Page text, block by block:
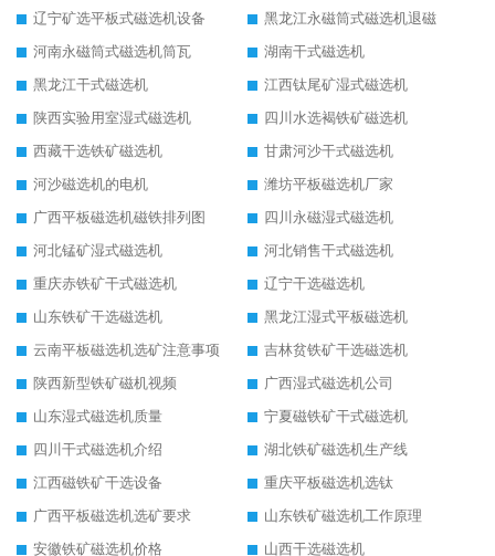
辽宁矿选平板式磁选机设备
黑龙江永磁筒式磁选机退磁
河南永磁筒式磁选机筒瓦
湖南干式磁选机
黑龙江干式磁选机
江西钛尾矿湿式磁选机
陕西实验用室湿式磁选机
四川水选褐铁矿磁选机
西藏干选铁矿磁选机
甘肃河沙干式磁选机
河沙磁选机的电机
潍坊平板磁选机厂家
广西平板磁选机磁铁排列图
四川永磁湿式磁选机
河北锰矿湿式磁选机
河北销售干式磁选机
重庆赤铁矿干式磁选机
辽宁干选磁选机
山东铁矿干选磁选机
黑龙江湿式平板磁选机
云南平板磁选机选矿注意事项
吉林贫铁矿干选磁选机
陕西新型铁矿磁机视频
广西湿式磁选机公司
山东湿式磁选机质量
宁夏磁铁矿干式磁选机
四川干式磁选机介绍
湖北铁矿磁选机生产线
江西磁铁矿干选设备
重庆平板磁选机选钛
广西平板磁选机选矿要求
山东铁矿磁选机工作原理
安徽铁矿磁选机价格
山西干选磁选机